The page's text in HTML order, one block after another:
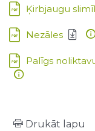
Lejupielādēt:
Ķirbjaugu
Lejupielādēt:
Nezāles
Lejupielādēt:
Palīgs
Drukāt lapu